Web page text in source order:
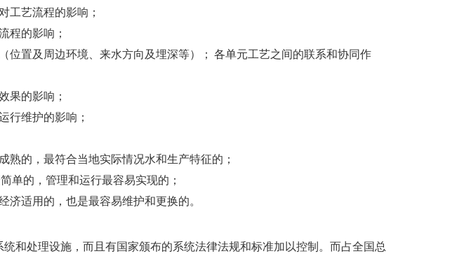
工艺流程的影响；
程的影响；
位置及周边环境、来水方向及埋深等）； 各单元工艺之间的联系和协同作
果的影响；
行维护的影响；
熟的，最符合当地实际情况水和生产特征的；
单的，管理和运行最容易实现的；
济适用的，也是最容易维护和更换的。
和处理设施，而且有国家颁布的系统法律法规和标准加以控制。而占全国总